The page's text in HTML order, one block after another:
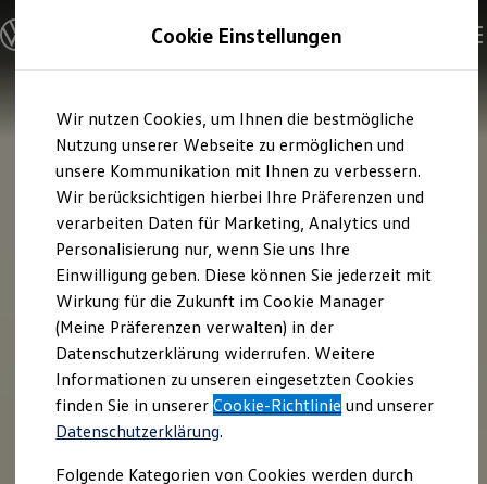
Hauptinhalt
springen
Footer
springen
Modelle & Konfigurator
Nutzfahrzeugkategorien entdecken
Modelle konfigurieren
Vorgängermodelle und Oldtimer
Vorgängermodelle
Oldtimer
Bulli Historie
Branchenlösungen & Gewerbekunden
Umbaulösungen und Hersteller finden
Auf- und Umbauten entdecken & konfigurieren
Groß- und Sonderkunden
Großkunden
Kommunen & Behörden
Journalisten
Sportvereine
Branchenlösungen
Bau & Handwerk
Gewerbliche Personenbeförderung
Service & mobile Werkstätten
Kurier, Logistik & Handel
Feuerwehr
Cookie Einstellungen
Wir nutzen Cookies, um Ihnen die bestmögliche
Nutzung unserer Webseite zu ermöglichen und
unsere Kommunikation mit Ihnen zu verbessern.
Wir berücksichtigen hierbei Ihre Präferenzen und
verarbeiten Daten für Marketing, Analytics und
Personalisierung nur, wenn Sie uns Ihre
Einwilligung geben. Diese können Sie jederzeit mit
Wirkung für die Zukunft im Cookie Manager
(Meine Präferenzen verwalten) in der
Datenschutzerklärung widerrufen. Weitere
Informationen zu unseren eingesetzten Cookies
finden Sie in unsererCookie-Richtlinie und unserer
Datenschutzerklärung.
Folgende Kategorien von Cookies werden durch